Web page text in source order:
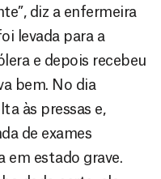
diz a enfermeira
levada para a
e depois recebeu
bem. No dia
às pressas e,
de exames
em estado grave.